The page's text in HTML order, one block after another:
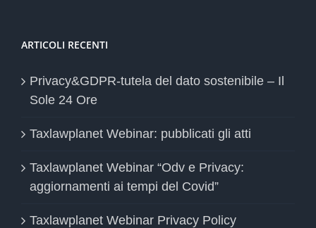
ARTICOLI RECENTI
Privacy&GDPR-tutela del dato sostenibile – Il
Sole 24 Ore
Taxlawplanet Webinar: pubblicati gli atti
Taxlawplanet Webinar “Odv e Privacy:
aggiornamenti ai tempi del Covid”
Taxlawplanet Webinar Privacy Policy